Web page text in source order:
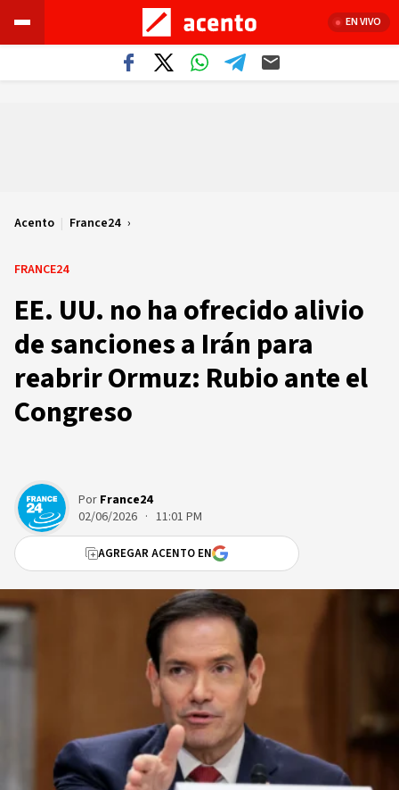
EN VIVO
Acento | France24
FRANCE24
EE. UU. no ha ofrecido alivio
de sanciones a Irán para
reabrir Ormuz: Rubio ante el
Congreso
Por France24
02/06/2026 · 11:01 PM
AGREGAR ACENTO EN